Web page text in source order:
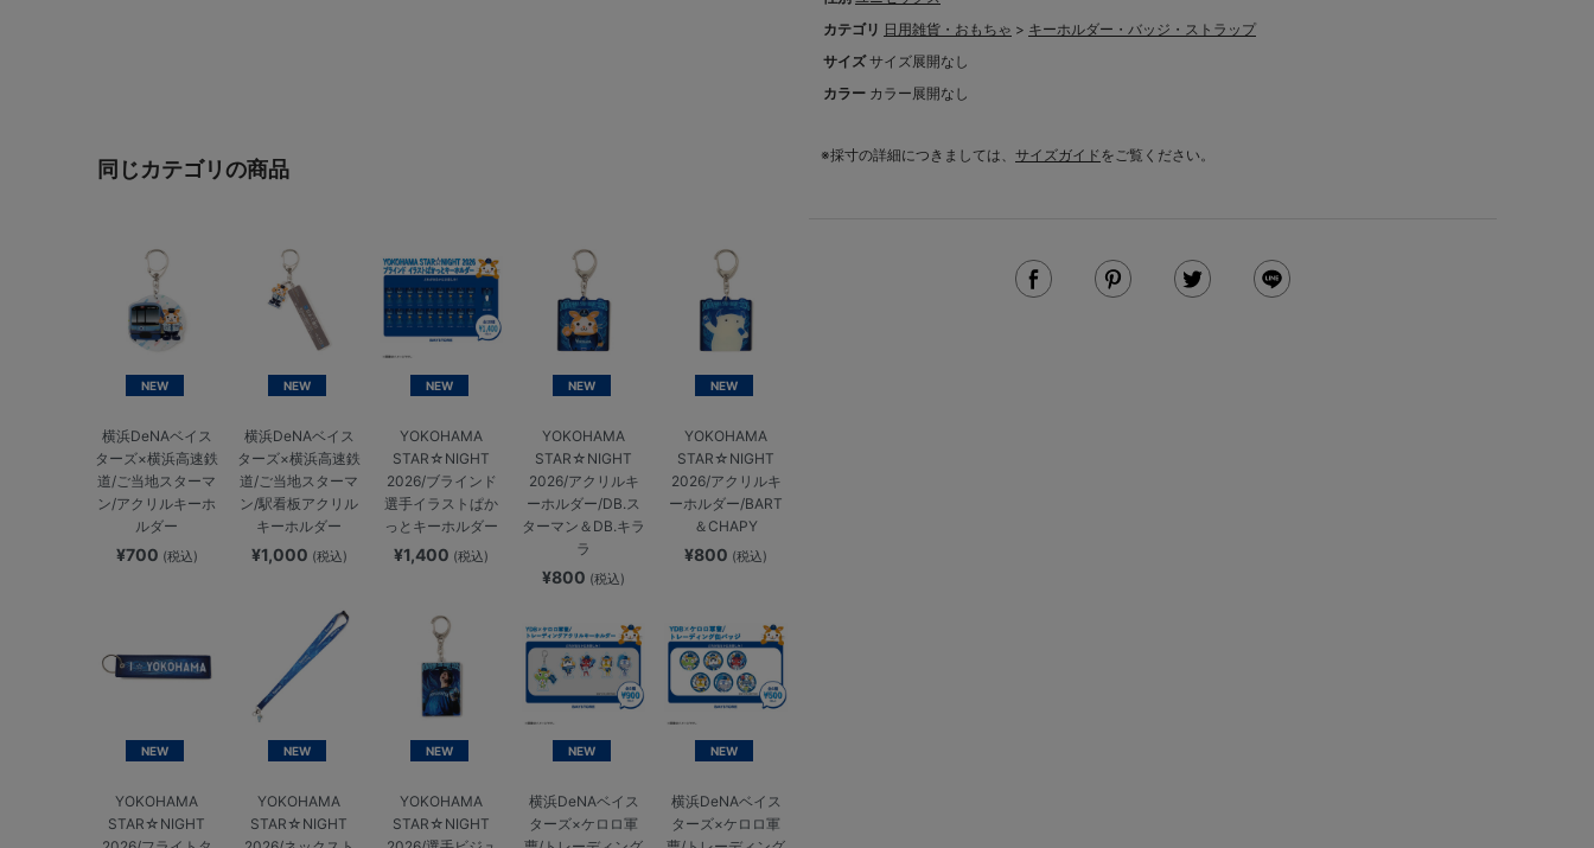
同じカテゴリの商品
NEW
横浜DeNAベイス
ターズ×横浜高速鉄
道/ご当地スターマ
ン/アクリルキーホ
ルダー
¥700 (税込)
NEW
横浜DeNAベイス
ターズ×横浜高速鉄
道/ご当地スターマ
ン/駅看板アクリル
キーホルダー
¥1,000 (税込)
NEW
YOKOHAMA
STAR☆NIGHT
2026/ブラインド
選手イラストぱか
っとキーホルダー
¥1,400 (税込)
NEW
YOKOHAMA
STAR☆NIGHT
2026/アクリルキ
ーホルダー/DB.ス
ターマン＆DB.キラ
ラ
¥800 (税込)
NEW
YOKOHAMA
STAR☆NIGHT
2026/アクリルキ
ーホルダー/BART
＆CHAPY
¥800 (税込)
NEW
YOKOHAMA
STAR☆NIGHT
NEW
YOKOHAMA
STAR☆NIGHT
NEW
YOKOHAMA
STAR☆NIGHT
NEW
横浜DeNAベイス
ターズ×ケロロ軍
NEW
横浜DeNAベイス
ターズ×ケロロ軍
カテゴリ 日用雑貨・おもちゃ > キーホルダー・バッジ・ストラップ
サイズ サイズ展開なし
カラー カラー展開なし
※採寸の詳細につきましては、 サイズガイドをご覧ください。